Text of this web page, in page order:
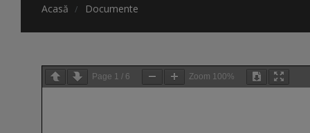
Acasă Documente
Page 1 / 6 Zoom 100%